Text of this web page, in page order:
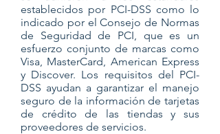
establecidos por PCI-DSS como lo
indicado por el Consejo de Normas
de Seguridad de PCI, que es un
esfuerzo conjunto de marcas como
Visa, MasterCard, American Express
y Discover. Los requisitos del PCI-
DSS ayudan a garantizar el manejo
seguro de la información de tarjetas
de crédito de las tiendas y sus
proveedores de servicios.